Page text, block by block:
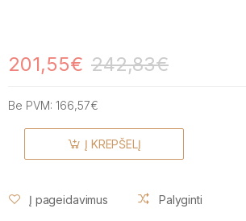
201,55€ 242,83€
Be PVM: 166,57€
Į KREPŠELĮ
Į pageidavimus Palyginti